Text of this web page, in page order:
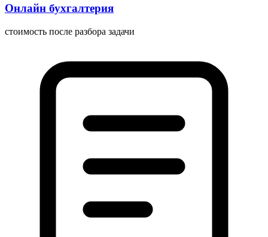
Онлайн бухгалтерия
стоимость после разбора задачи